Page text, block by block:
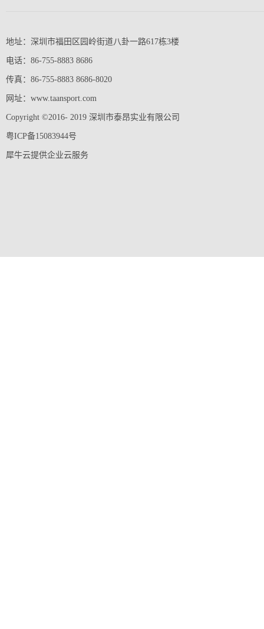
地址：深圳市福田区园岭街道八卦一路617栋3楼
电话：86-755-8883 8686
传真：86-755-8883 8686-8020
网址：www.taansport.com
Copyright ©2016- 2019 深圳市泰昂实业有限公司
粤ICP备15083944号
犀牛云提供企业云服务